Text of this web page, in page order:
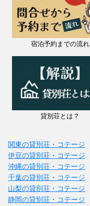
宿泊予約までの流れ
貸別荘とは？
関東の貸別荘・コテージ
伊豆の貸別荘・コテージ
沖縄の貸別荘・コテージ
千葉の貸別荘・コテージ
山梨の貸別荘・コテージ
静岡の貸別荘・コテージ